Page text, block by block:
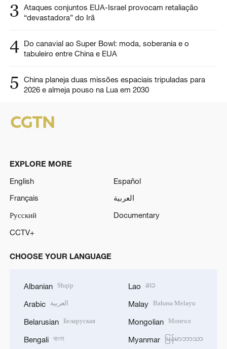
3 Ataques conjuntos EUA-Israel provocam retaliação
“devastadora” do Irã
4 Do canavial ao Super Bowl: moda, soberania e o
tabuleiro entre China e EUA
5
China planeja duas missões espaciais tripuladas para
2026 e almeja pouso na Lua em 2030
EXPLORE MORE
English
Español
Français
العربية
Русский
Documentary
CCTV+
CHOOSE YOUR LANGUAGE
Albanian Shqip
Arabic العربية
Belarusian Беларуская
Bengali বাংলা
Lao ລາວ
Malay Bahasa Melayu
Mongolian Монгол
Myanmar မြန်မာဘာသာ